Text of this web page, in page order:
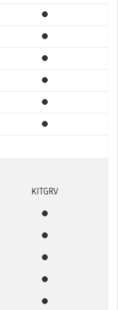
Standardvarustus
Standardvarustus
Standardvarustus
Standardvarustus
Standardvarustus
Standardvarustus
KITGRV
Standardvarustus
Standardvarustus
Standardvarustus
Standardvarustus
Standardvarustus